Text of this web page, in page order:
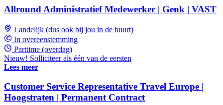
Allround Administratief Medewerker | Genk | VAST
Landelijk (dus ook bij jou in de buurt)
In overeenstemming
Parttime (overdag)
Nieuw! Solliciteer als één van de eersten
Lees meer
Customer Service Representative Travel Europe |
Hoogstraten | Permanent Contract